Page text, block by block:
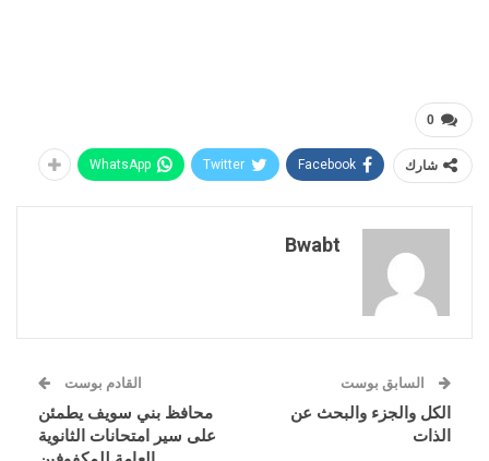
0
شارك Facebook
Twitter
WhatsApp
Bwabt
السابق بوست
الكل والجزء والبحث عن
الذات
القادم بوست
محافظ بني سويف يطمئن
على سير امتحانات الثانوية